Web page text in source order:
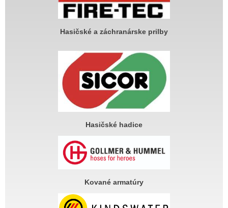
Hasičské a záchranárske prilby
Hasičské hadice
Kované armatúry